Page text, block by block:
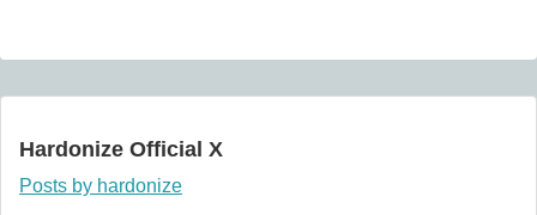
Hardonize Official X
Posts by hardonize